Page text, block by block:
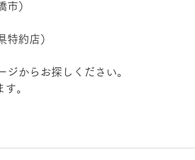
）
約店）
ジからお探しください。
。